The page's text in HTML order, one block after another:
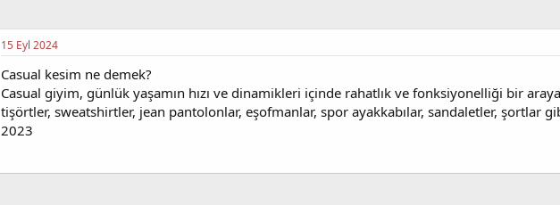
15 Eyl 2024
Casual kesim ne demek?
Casual giyim, günlük yaşamın hızı ve dinamikleri içinde rahatlık ve fonksiyonelliği bir
tişörtler, sweatshirtler, jean pantolonlar, eşofmanlar, spor ayakkabılar, sandaletler, şortlar
2023